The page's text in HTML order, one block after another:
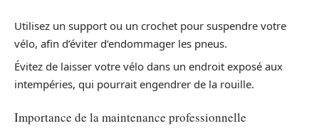
Utilisez un support ou un crochet pour suspendre votre
vélo, afin d’éviter d’endommager les pneus.
Évitez de laisser votre vélo dans un endroit exposé aux
intempéries, qui pourrait engendrer de la rouille.
Importance de la maintenance professionnelle